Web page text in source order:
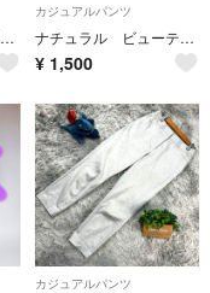
NATURAL BEAUTY BASIC レディース Sサイズ
カジュアルパンツ
ナチュラル ビューティー ベーシック ズボン ボトム パンツ 黒
¥ 1,500
カジュアルパンツ